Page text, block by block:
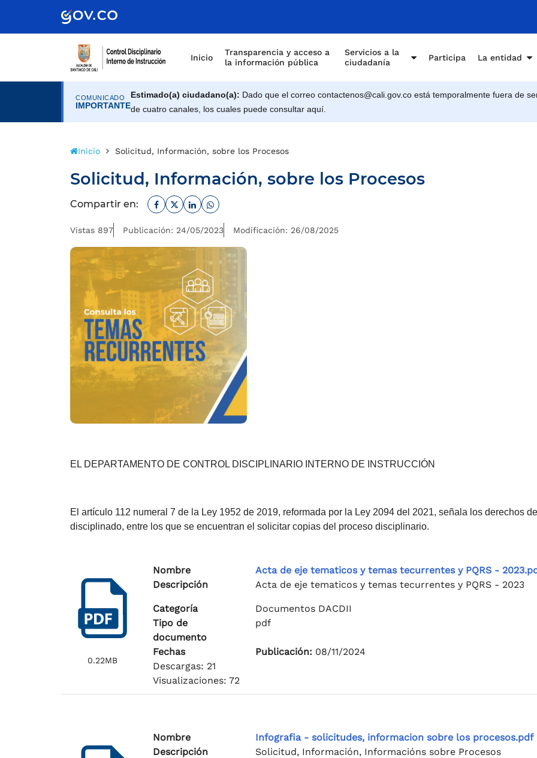
de Gobierno
Inicio
Transparencia y acceso a
la información pública
Servicios a la
ciudadanía
Participa La entidad
COMUNICADO
IMPORTANTE
Estimado(a) ciudadano(a): Dado que el correo contactenos@cali.gov.co está temporalmente fuera de
de cuatro canales, los cuales puede consultar aquí.
Inicio Solicitud, Información, sobre los Procesos
Solicitud, Información, sobre los Procesos
Compartir en: Facebook
TwitterLinkedinWhatsapp
Vistas 897 Publicación: 24/05/2023 Modificación: 26/08/2025
EL DEPARTAMENTO DE CONTROL DISCIPLINARIO INTERNO DE INSTRUCCIÓN
El artículo 112 numeral 7 de la Ley 1952 de 2019, reformada por la Ley 2094 del 2021, señala los derechos
disciplinado, entre los que se encuentran el solicitar copias del proceso disciplinario.
0.22MB
Nombre
Acta de eje tematicos y temas tecurrentes y PQRS -
Descripción
Acta de eje tematicos y temas tecurrentes y PQRS - 2023
Categoría
Documentos DACDII
Tipo de
documento
pdf
Fechas Publicación: 08/11/2024
Descargas: 21
Visualizaciones: 72
Nombre
Infografia - solicitudes, informacion sobre los procesos.pdf
Descripción
Solicitud, Información, Informacións sobre Procesos